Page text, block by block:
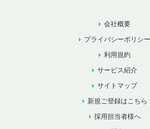
会社概要
プライバシーポリシー
利用規約
サービス紹介
サイトマップ
新規ご登録はこちら
採用担当者様へ